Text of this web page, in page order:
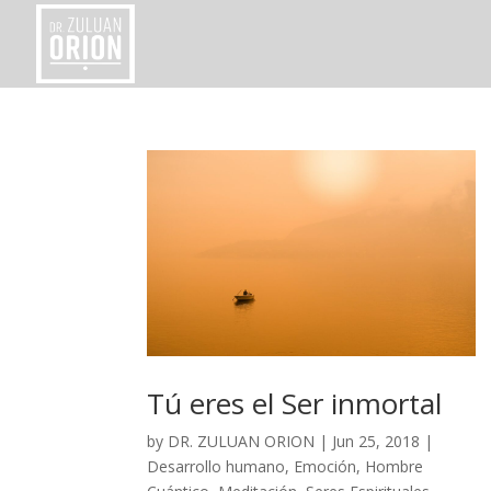
Tú eres el Ser inmortal
by DR. ZULUAN ORION | Jun 25, 2018 |
Desarrollo humano, Emoción, Hombre